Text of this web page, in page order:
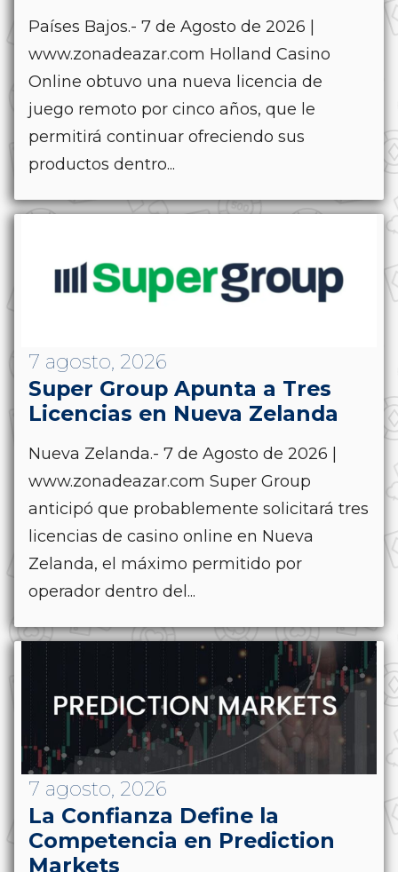
Países Bajos.- 7 de Agosto de 2026 |
www.zonadeazar.com Holland Casino
Online obtuvo una nueva licencia de
juego remoto por cinco años, que le
permitirá continuar ofreciendo sus
productos dentro...
7 agosto, 2026
Super Group Apunta a Tres
Licencias en Nueva Zelanda
Nueva Zelanda.- 7 de Agosto de 2026 |
www.zonadeazar.com Super Group
anticipó que probablemente solicitará tres
licencias de casino online en Nueva
Zelanda, el máximo permitido por
operador dentro del...
7 agosto, 2026
La Confianza Define la
Competencia en Prediction
Markets